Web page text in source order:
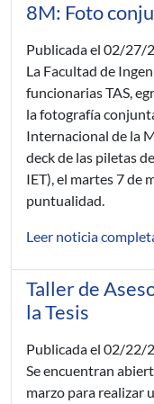
8M: Foto
Publicada el 02/27/
La Facultad de
funcionarias TAS,
la fotografía
Internacional de la
deck de las piletas
IET), el martes 7 de
puntualidad.
Leer noticia
Taller de
la Tesis
Publicada el 02/22/
Se encuentran
marzo para realizar